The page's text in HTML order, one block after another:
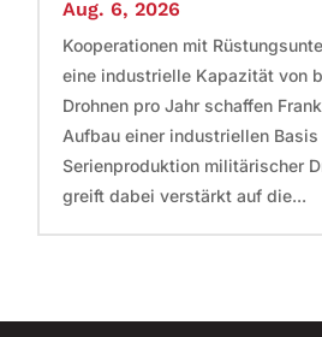
Aug. 6, 2026
Kooperationen mit
eine industrielle Kapazität von
Drohnen pro Jahr schaffen
Aufbau einer industriellen
Serienproduktion militärischer
greift dabei verstärkt auf die...